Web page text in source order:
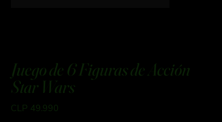
Juego de 6 Figuras de Acción
Star Wars
Preço
CLP 49.990